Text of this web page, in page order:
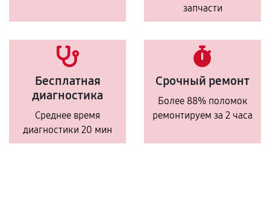
запчасти
Бесплатная
диагностика
Среднее время
диагностики 20 мин
Срочный ремонт
Более 88% поломок
ремонтируем за 2 часа